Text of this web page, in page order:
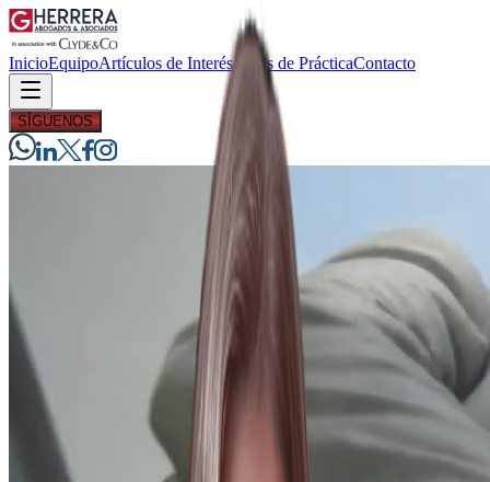
InicioEquipoArtículos de InterésÁreas de PrácticaContacto
SÍGUENOS